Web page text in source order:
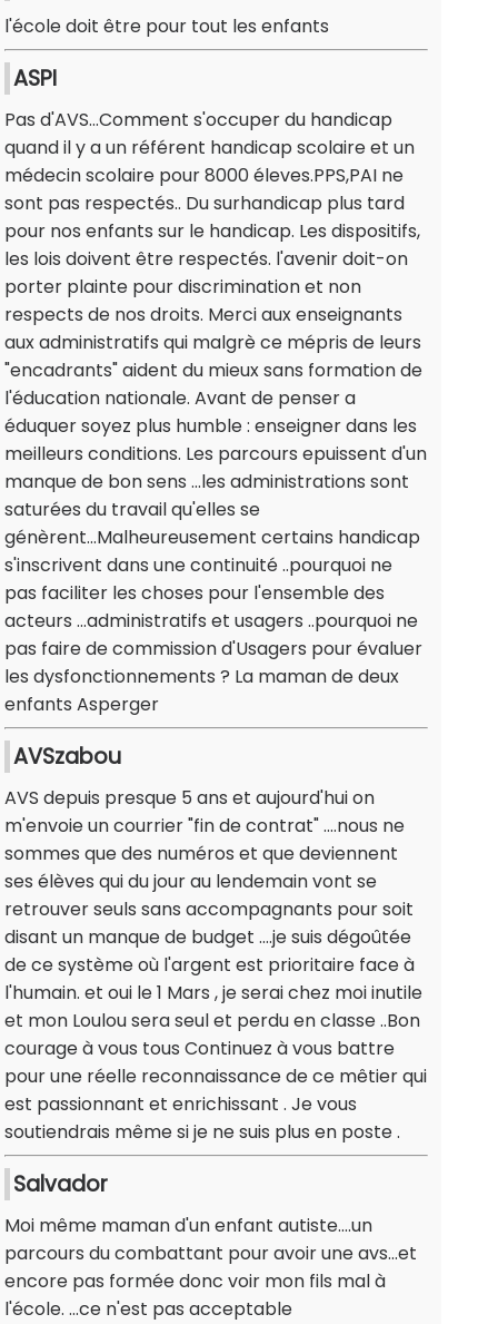
l'école doit être pour tout les enfants
ASPI
Pas d'AVS...Comment s'occuper du handicap
quand il y a un référent handicap scolaire et un
médecin scolaire pour 8000 éleves.PPS,PAI ne
sont pas respectés.. Du surhandicap plus tard
pour nos enfants sur le handicap. Les dispositifs,
les lois doivent être respectés. l'avenir doit-on
porter plainte pour discrimination et non
respects de nos droits. Merci aux enseignants
aux administratifs qui malgrè ce mépris de leurs
"encadrants" aident du mieux sans formation de
l'éducation nationale. Avant de penser a
éduquer soyez plus humble : enseigner dans les
meilleurs conditions. Les parcours epuissent d'un
manque de bon sens ...les administrations sont
saturées du travail qu'elles se
génèrent...Malheureusement certains handicap
s'inscrivent dans une continuité ..pourquoi ne
pas faciliter les choses pour l'ensemble des
acteurs ...administratifs et usagers ..pourquoi ne
pas faire de commission d'Usagers pour évaluer
les dysfonctionnements ? La maman de deux
enfants Asperger
AVSzabou
AVS depuis presque 5 ans et aujourd'hui on
m'envoie un courrier "fin de contrat" ....nous ne
sommes que des numéros et que deviennent
ses élèves qui du jour au lendemain vont se
retrouver seuls sans accompagnants pour soit
disant un manque de budget ....je suis dégoûtée
de ce système où l'argent est prioritaire face à
l'humain. et oui le 1 Mars , je serai chez moi inutile
et mon Loulou sera seul et perdu en classe ..Bon
courage à vous tous Continuez à vous battre
pour une réelle reconnaissance de ce mêtier qui
est passionnant et enrichissant . Je vous
soutiendrais même si je ne suis plus en poste .
Salvador
Moi même maman d'un enfant autiste....un
parcours du combattant pour avoir une avs...et
encore pas formée donc voir mon fils mal à
l'école. ...ce n'est pas acceptable